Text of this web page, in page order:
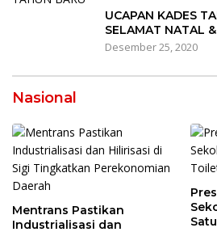
UCAPAN KADES
SELAMAT NATAL
Desember 25, 2020
Nasional
Mentrans Pastikan
Industrialisasi dan